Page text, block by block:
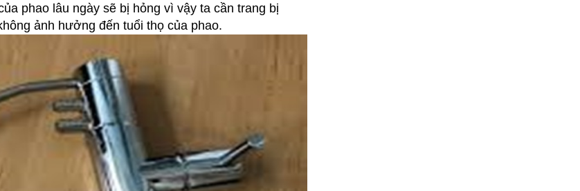
phao lâu ngày sẽ bị hỏng vì vậy ta cần trang bị
ảnh hưởng đến tuổi thọ của phao.